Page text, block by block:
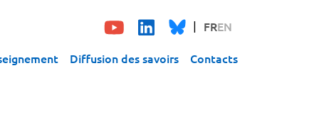
FREN
Diffusion des savoirs Contacts